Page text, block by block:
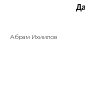
Абрам Ихиилов